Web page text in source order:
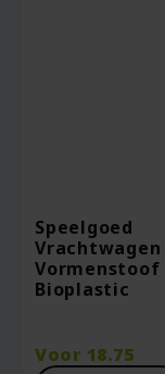
Speelgoed
Vormenstoof
Bioplastic
Voor 18.75